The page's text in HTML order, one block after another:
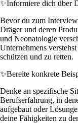
✨Informiere dich über
Bevor du zum
Dräger und deren
und Neonatologie
Unternehmens
schützen und zu retten.
✨Bereite konkrete
Denke an spezifische
Berufserfahrung, in
aufgebaut oder
deine Fähigkeiten zu